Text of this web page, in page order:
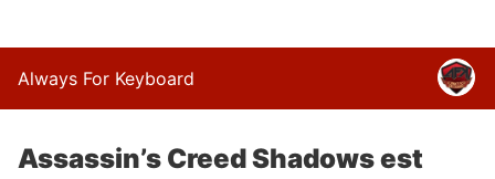
Always For Keyboard
Assassin’s Creed Shadows est